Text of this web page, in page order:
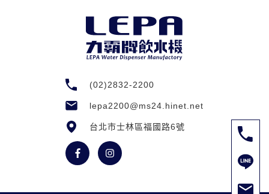
(02)2832-2200
lepa2200@ms24.hinet.net
台北市士林區福國路6號